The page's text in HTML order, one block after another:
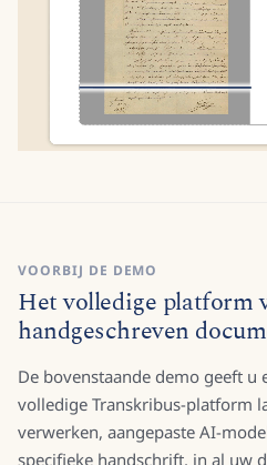
VOORBIJ DE DEMO
Het volledige platform
handgeschreven
De bovenstaande demo geeft u
volledige Transkribus-platform
verwerken, aangepaste AI-
specifieke handschrift, in al uw